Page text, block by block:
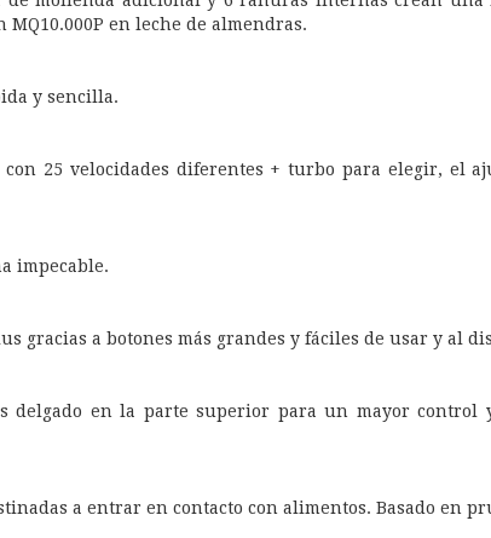
en leche de almendras.
y sencilla.
25 velocidades diferentes + turbo para elegir, el
impecable.
gracias a botones más grandes y fáciles de usar y al
delgado en la parte superior para un mayor control
a entrar en contacto con alimentos. Basado en